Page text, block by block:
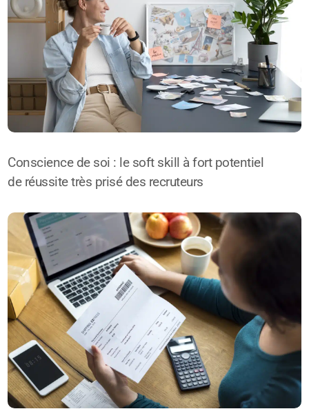
Conscience de soi : le soft skill à fort potentiel
de réussite très prisé des recruteurs